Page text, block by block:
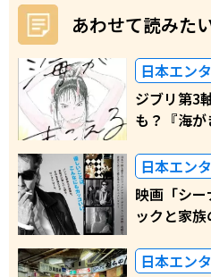
あわせて読みた
日本エン
ジブリ第3
も？『海
日本エン
映画「シ
ックと家族
日本エン